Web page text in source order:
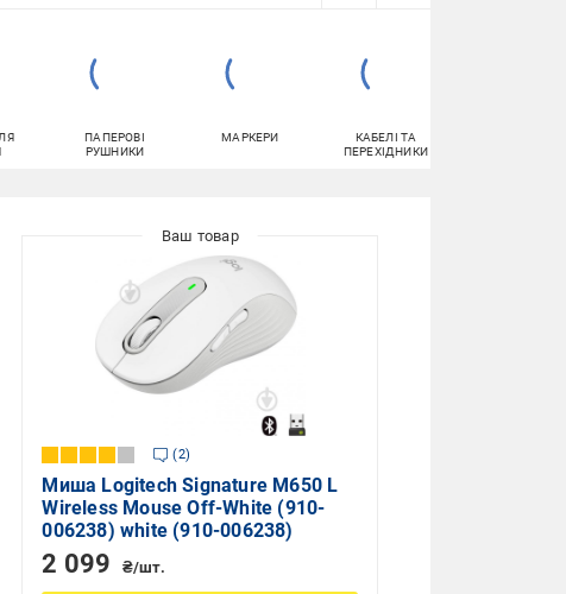
ПАПЕРОВІ
РУШНИКИ
МАРКЕРИ
КАБЕЛІ ТА
ПЕРЕХІДНИКИ
2
Миша Logitech Signature M650 L
Wireless Mouse Off-White (910-
006238) white (910-006238)
2 099 ₴/шт.